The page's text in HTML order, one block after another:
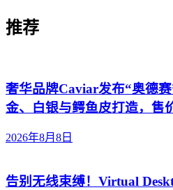
推荐
奢华品牌Caviar发布“奥德
金、白银与鳄鱼皮打造，售
2026年8月8日
告别无线束缚！Virtual